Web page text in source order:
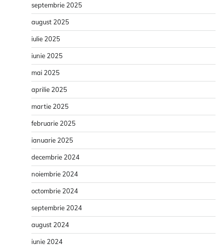
septembrie 2025
august 2025
iulie 2025
iunie 2025
mai 2025
aprilie 2025
martie 2025
februarie 2025
ianuarie 2025
decembrie 2024
noiembrie 2024
octombrie 2024
septembrie 2024
august 2024
iunie 2024